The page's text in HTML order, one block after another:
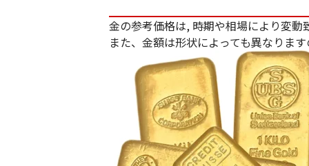
金の参考価格は, 時期や相場により変動
また、金額は形状によっても異なりま